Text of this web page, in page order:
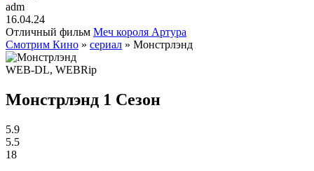
adm
16.04.24
Отличный фильм Меч короля Артура
Смотрим Кино » cериал » Монстрлэнд
WEB-DL, WEBRip
Монстрлэнд 1 Сезон
5.9
5.5
18